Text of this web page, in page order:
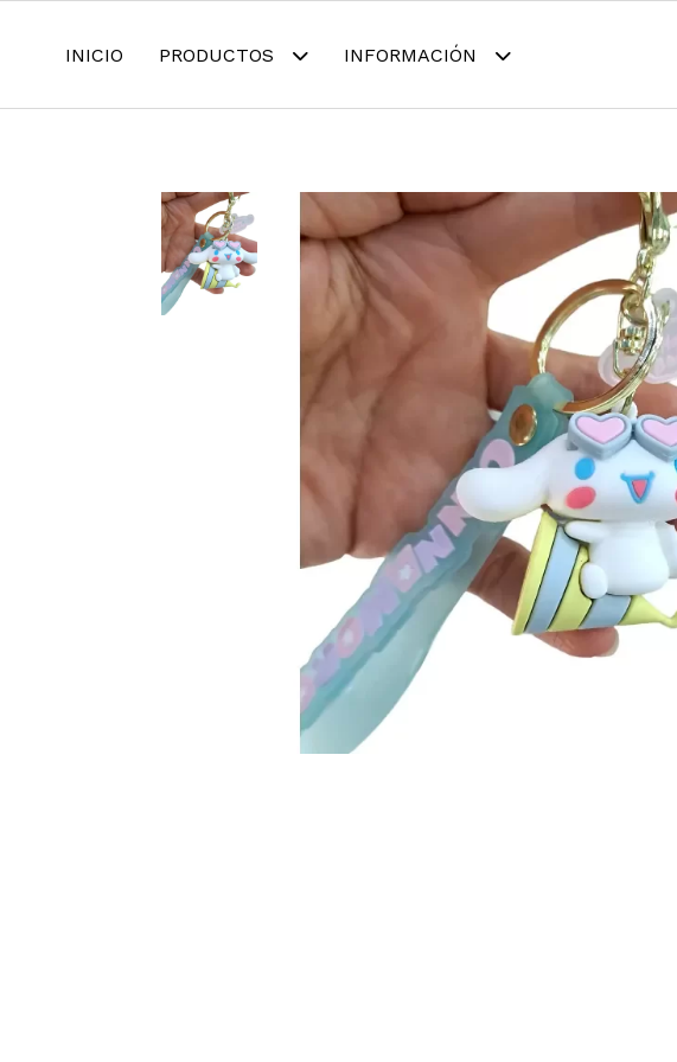
INICIO PRODUCTOS INFORMACIÓN